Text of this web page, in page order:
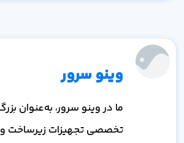
وینو سرور
ما در وینو سرور، به‌عنوان
تخصصی تجهیزات زیرساخت و